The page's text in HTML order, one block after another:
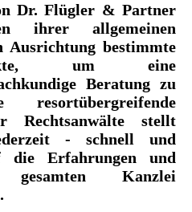
Dr. Flügler & Partner
ihrer allgemeinen
Ausrichtung bestimmte
um eine
Beratung zu
resortübergreifende
Rechtsanwälte stellt
- schnell und
Erfahrungen und
Kanzlei